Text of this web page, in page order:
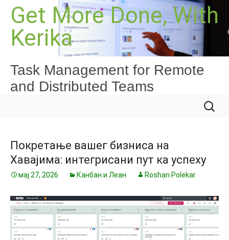
Скочи
садржај
Get More Done, With
Kerika
Task Management for Remote
and Distributed Teams
за:
Покретање вашег бизниса на
Хавајима: интегрисани пут ка успеху
мај 27, 2026 Канбан и Леан Roshan Polekar